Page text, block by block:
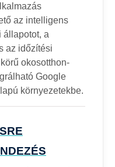
az intelligens
állapotot, a
az időzítési
okosotthon-
Google
környezetekbe.